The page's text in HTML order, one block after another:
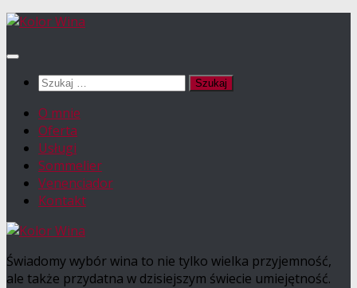
Przejdź
treści
Szukaj:
O mnie
Oferta
Usługi
Sommelier
Venenciador
Kontakt
Świadomy wybór wina to nie tylko wielka przyjemność,
ale także przydatna w dzisiejszym świecie umiejętność.